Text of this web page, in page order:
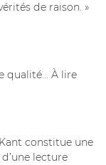
de raison. »
qualité... À lire
constitue une
lecture